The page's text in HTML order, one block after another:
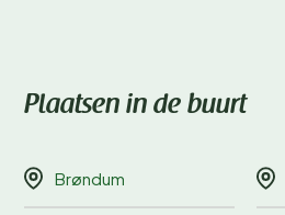
Plaatsen in de buurt
Brøndum